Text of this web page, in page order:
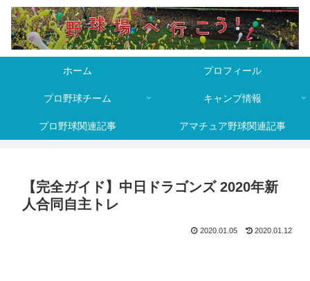
ホーム プロフィール
プロ野球チーム キャンプ情報
プロ野球関連記事 アマチュア野球関連記事
【完全ガイド】中日ドラゴンズ 2020年新
人合同自主トレ
2020.01.05 2020.01.12